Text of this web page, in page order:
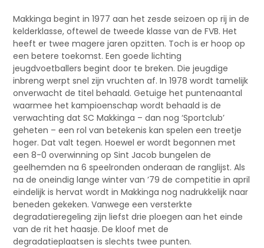
Makkinga begint in 1977 aan het zesde seizoen op rij in de
kelderklasse, oftewel de tweede klasse van de FVB. Het
heeft er twee magere jaren opzitten. Toch is er hoop op
een betere toekomst. Een goede lichting
jeugdvoetballers begint door te breken. Die jeugdige
inbreng werpt snel zijn vruchten af. In 1978 wordt tamelijk
onverwacht de titel behaald. Getuige het puntenaantal
waarmee het kampioenschap wordt behaald is de
verwachting dat SC Makkinga – dan nog ‘Sportclub’
geheten – een rol van betekenis kan spelen een treetje
hoger. Dat valt tegen. Hoewel er wordt begonnen met
een 8-0 overwinning op Sint Jacob bungelen de
geelhemden na 6 speelronden onderaan de ranglijst. Als
na de oneindig lange winter van ’79 de competitie in april
eindelijk is hervat wordt in Makkinga nog nadrukkelijk naar
beneden gekeken. Vanwege een versterkte
degradatieregeling zijn liefst drie ploegen aan het einde
van de rit het haasje. De kloof met de
degradatieplaatsen is slechts twee punten.